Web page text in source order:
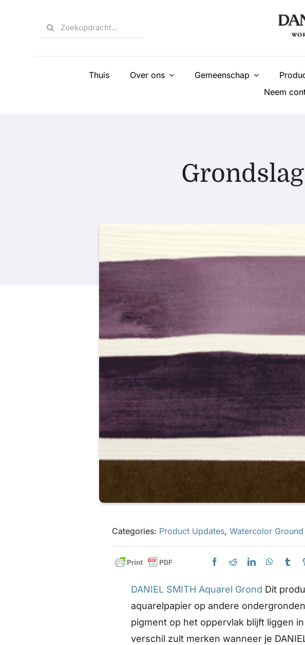
Search
for:
Thuis Over ons Gemeenschap
Neem
Categories: Product Updates,Watercolor Ground
DANIEL SMITH Aquarel Grond Dit
aquarelpapier op andere
pigment op het oppervlak blijft liggen
verschil zult merken wanneer je